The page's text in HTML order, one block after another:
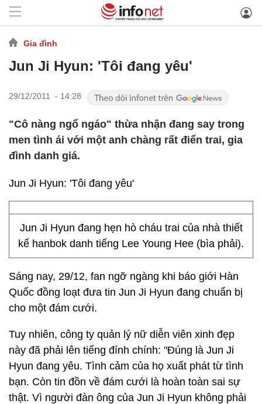
Gia đình
Jun Ji Hyun: 'Tôi đang yêu'
29/12/2011 - 14:28
"Cô nàng ngổ ngáo" thừa nhận đang say trong
men tình ái với một anh chàng rất điển trai, gia
đình danh giá.
Jun Ji Hyun: 'Tôi đang yêu'
Jun Ji Hyun đang hẹn hò cháu trai của nhà thiết
kế hanbok danh tiếng Lee Young Hee (bìa phải).
Sáng nay, 29/12, fan ngỡ ngàng khi báo giới Hàn
Quốc đồng loạt đưa tin Jun Ji Hyun đang chuẩn bị
cho một đám cưới.
Tuy nhiên, công ty quản lý nữ diễn viên xinh đẹp
này đã phải lên tiếng đính chính: "Đúng là Jun Ji
Hyun đang yêu. Tình cảm của họ xuất phát từ tình
bạn. Còn tin đồn về đám cưới là hoàn toàn sai sự
thật. Vì người đàn ông của Jun Ji Hyun không phải